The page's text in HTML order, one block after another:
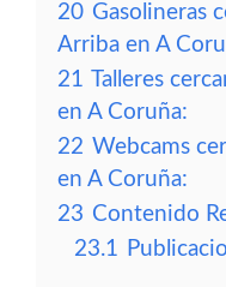
20 Gasolineras
Arriba en A
21 Talleres
en A Coruña:
22 Webcams
en A Coruña:
23 Contenido
23.1